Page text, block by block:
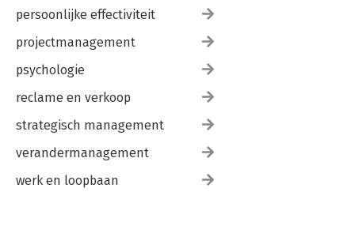
persoonlijke effectiviteit
projectmanagement
psychologie
reclame en verkoop
strategisch management
verandermanagement
werk en loopbaan